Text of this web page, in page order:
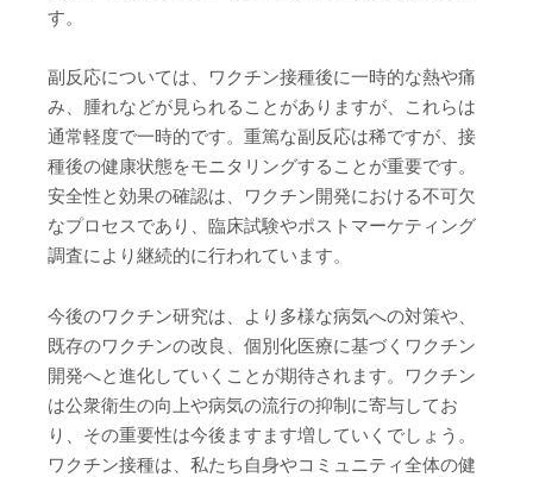
す。
副反応については、ワクチン接種後に一時的な熱や痛
み、腫れなどが見られることがありますが、これらは
通常軽度で一時的です。重篤な副反応は稀ですが、接
種後の健康状態をモニタリングすることが重要です。
安全性と効果の確認は、ワクチン開発における不可欠
なプロセスであり、臨床試験やポストマーケティング
調査により継続的に行われています。
今後のワクチン研究は、より多様な病気への対策や、
既存のワクチンの改良、個別化医療に基づくワクチン
開発へと進化していくことが期待されます。ワクチン
は公衆衛生の向上や病気の流行の抑制に寄与してお
り、その重要性は今後ますます増していくでしょう。
ワクチン接種は、私たち自身やコミュニティ全体の健